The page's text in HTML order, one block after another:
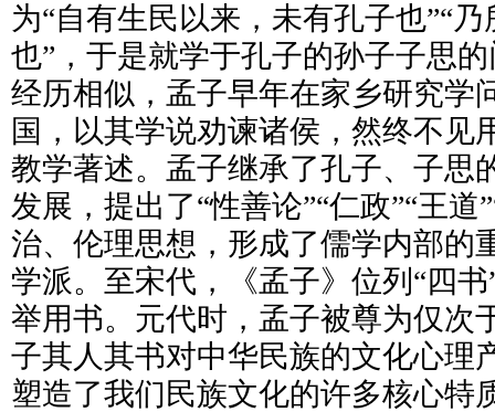
为“自有生民以来，未有孔子也”“
也”，于是就学于孔子的孙子子思
经历相似，孟子早年在家乡研究学
国，以其学说劝谏诸侯，然终不见
教学著述。孟子继承了孔子、子思
发展，提出了“性善论”“仁政”“王道
治、伦理思想，形成了儒学内部的
学派。至宋代，《孟子》位列“四
举用书。元代时，孟子被尊为仅次
子其人其书对中华民族的文化心理
塑造了我们民族文化的许多核心特